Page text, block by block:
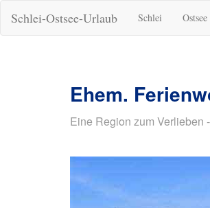
Schlei-Ostsee-Urlaub Schlei Ostsee
Ehem.
Eine Region zum Verlieben